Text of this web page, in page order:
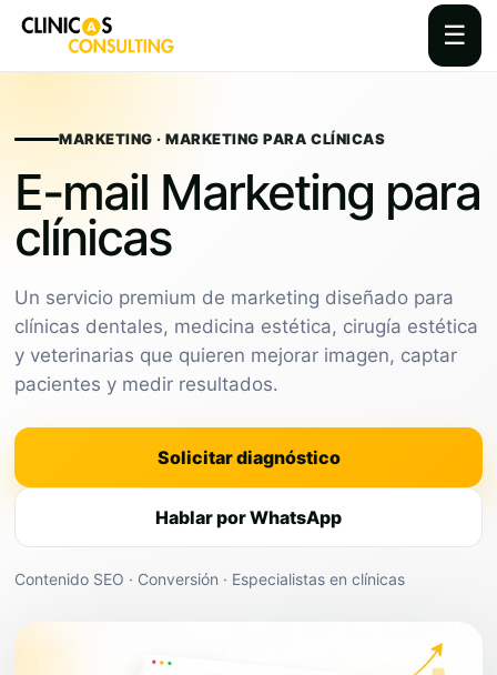
☰
contentMARKETING · MARKETING PARA CLÍNICAS
E-mail Marketing para
clínicas
Un servicio premium de marketing diseñado para
clínicas dentales, medicina estética, cirugía estética
y veterinarias que quieren mejorar imagen, captar
pacientes y medir resultados.
Solicitar diagnóstico
Hablar por WhatsApp
Contenido SEO · Conversión · Especialistas en clínicas